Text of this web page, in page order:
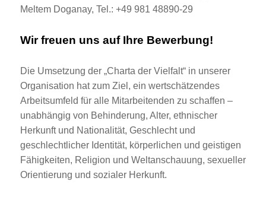
Meltem Doganay, Tel.: +49 981 48890-29
Wir freuen uns auf Ihre Bewerbung!
Die Umsetzung der „Charta der Vielfalt“ in unserer
Organisation hat zum Ziel, ein wertschätzendes
Arbeitsumfeld für alle Mitarbeitenden zu schaffen –
unabhängig von Behinderung, Alter, ethnischer
Herkunft und Nationalität, Geschlecht und
geschlechtlicher Identität, körperlichen und geistigen
Fähigkeiten, Religion und Weltanschauung, sexueller
Orientierung und sozialer Herkunft.